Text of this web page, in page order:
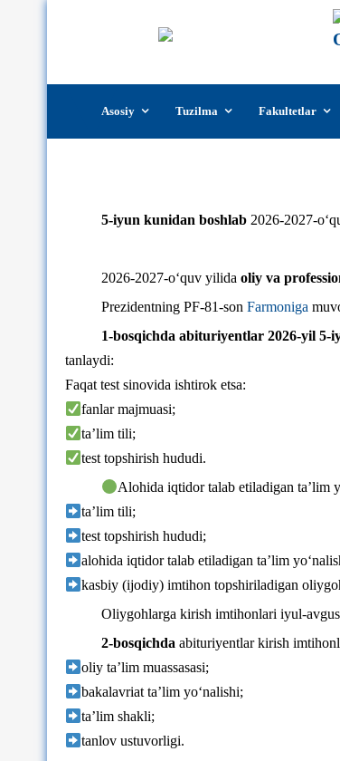
content
Asosiy Tuzilma Fakultetlar
5-iyun kunidan boshlab 2026-2027-
2026-2027-o‘quv yilida oliy va
Prezidentning PF-81-son Farmoniga
1-bosqichda abituriyentlar 2026-yil
tanlaydi:
Faqat test sinovida ishtirok etsa:
fanlar majmuasi;
taʼlim tili;
test topshirish hududi.
Alohida iqtidor talab etiladigan taʼlim
taʼlim tili;
test topshirish hududi;
alohida iqtidor talab etiladigan taʼlim
kasbiy (ijodiy) imtihon topshiriladigan
Oliygohlarga kirish imtihonlari iyul-
2-bosqichda abituriyentlar kirish
oliy taʼlim muassasasi;
bakalavriat taʼlim yoʻnalishi;
taʼlim shakli;
tanlov ustuvorligi.